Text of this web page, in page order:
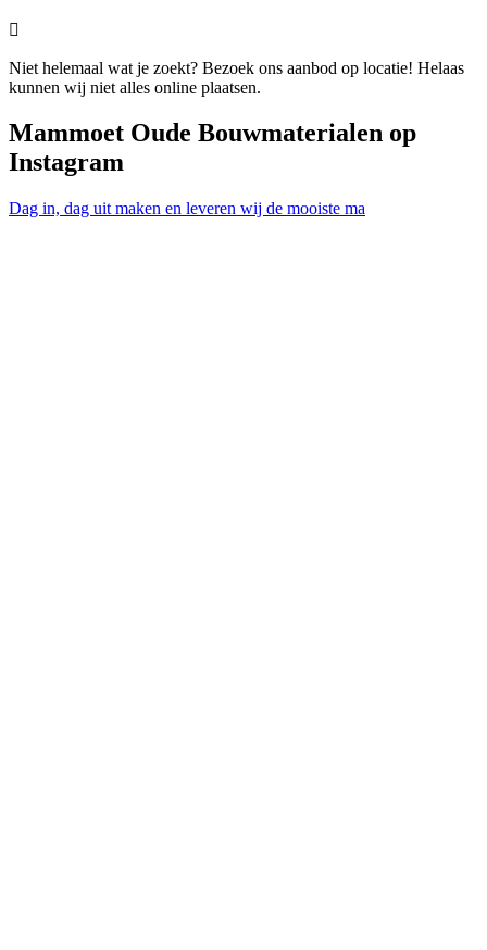

Niet helemaal wat je zoekt? Bezoek ons aanbod op locatie! Helaas
kunnen wij niet alles online plaatsen.
Mammoet Oude Bouwmaterialen op
Instagram
Dag in, dag uit maken en leveren wij de mooiste ma